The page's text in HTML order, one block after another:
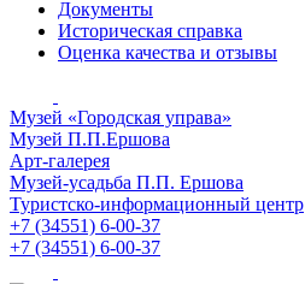
Документы
Историческая справка
Оценка качества и отзывы
Музей «Городская управа»
Музей П.П.Ершова
Арт-галерея
Музей-усадьба П.П. Ершова
Туристско-информационный центр
+7 (34551) 6-00-37
+7 (34551) 6-00-37